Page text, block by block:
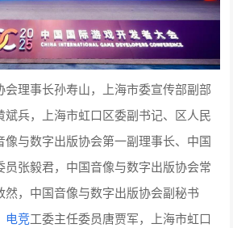
会理事长孙寿山，上海市委宣传部副部
兵，上海市虹口区委副书记、区人民
与数字出版协会第一副理事长、中国
张毅君，中国音像与数字出版协会常
然，中国音像与数字出版协会副秘书
电竞工委主任委员唐贾军，上海市虹口